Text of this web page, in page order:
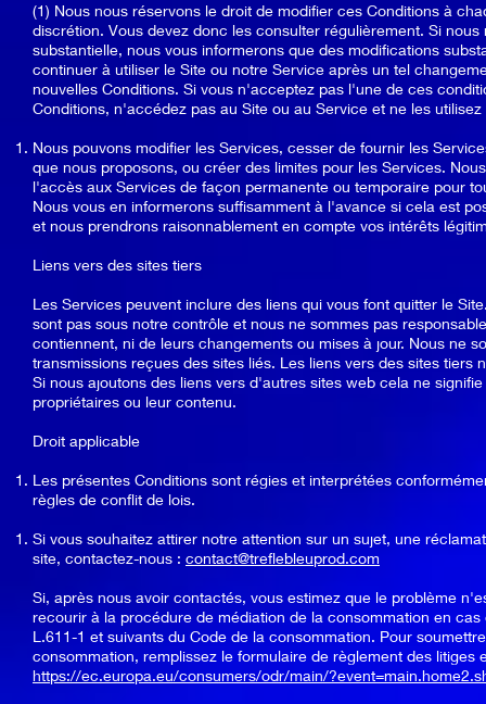
(1) Nous nous réservons le droit de modifier ces Conditions à
discrétion. Vous devez donc les consulter régulièrement. Si
substantielle, nous vous informerons que des modifications
continuer à utiliser le Site ou notre Service après un tel
nouvelles Conditions. Si vous n'acceptez pas l'une de ces
Conditions, n'accédez pas au Site ou au Service et ne les utilisez
Nous pouvons modifier les Services, cesser de fournir les
que nous proposons, ou créer des limites pour les Services.
l'accès aux Services de façon permanente ou temporaire pour
Nous vous en informerons suffisamment à l'avance si cela est
et nous prendrons raisonnablement en compte vos intérêts
Liens vers des sites tiers
Les Services peuvent inclure des liens qui vous font quitter le
sont pas sous notre contrôle et nous ne sommes pas
contiennent, ni de leurs changements ou mises à jour. Nous ne
transmissions reçues des sites liés. Les liens vers des sites tiers
Si nous ajoutons des liens vers d'autres sites web cela ne
propriétaires ou leur contenu.
Droit applicable
Les présentes Conditions sont régies et interprétées
règles de conflit de lois.
Si vous souhaitez attirer notre attention sur un sujet, une
site, contactez-nous : contact@treflebleuprod.com
Si, après nous avoir contactés, vous estimez que le problème
recourir à la procédure de médiation de la consommation en
L.611-1 et suivants du Code de la consommation. Pour
consommation, remplissez le formulaire de règlement des litiges
https://ec.europa.eu/consumers/odr/main/